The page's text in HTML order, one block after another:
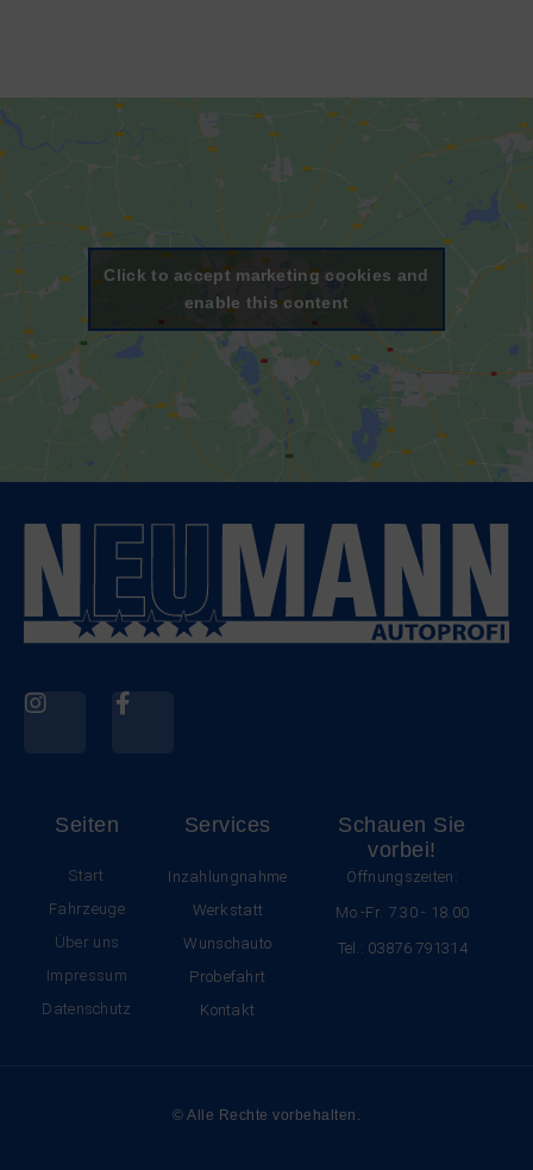
Click to accept marketing cookies and
enable this content
Seiten
Start
Fahrzeuge
Über uns
Impressum
Datenschutz
Services
Inzahlungnahme
Werkstatt
Wunschauto
Probefahrt
Kontakt
Schauen Sie
vorbei!
Öffnungszeiten:
Mo.-Fr. 7.30 - 18.00
Tel.: 03876 791314
© Alle Rechte vorbehalten.